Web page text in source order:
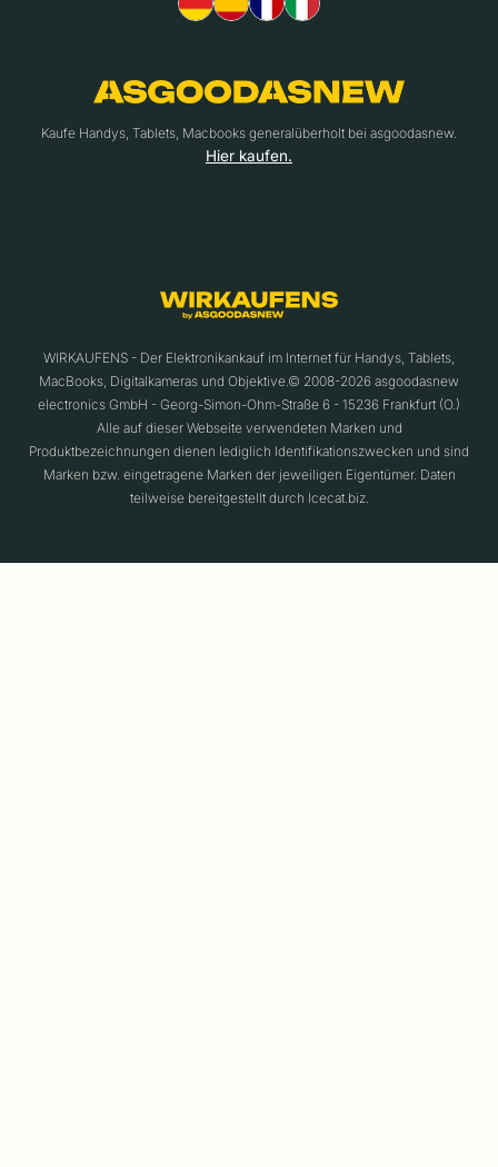
Kaufe Handys, Tablets, Macbooks generalüberholt bei asgoodasnew.
Hier kaufen.
WIRKAUFENS - Der Elektronikankauf im Internet für Handys, Tablets,
MacBooks, Digitalkameras und Objektive.© 2008-2026 asgoodasnew
electronics GmbH - Georg-Simon-Ohm-Straße 6 - 15236 Frankfurt (O.)
Alle auf dieser Webseite verwendeten Marken und
Produktbezeichnungen dienen lediglich Identifikationszwecken und sind
Marken bzw. eingetragene Marken der jeweiligen Eigentümer. Daten
teilweise bereitgestellt durch Icecat.biz.